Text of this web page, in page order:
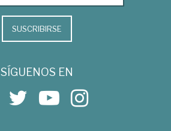
SUSCRIBIRSE
SÍGUENOS EN